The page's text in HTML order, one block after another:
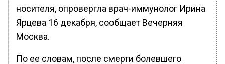
носителя, опровергла врач-иммунолог Ирина
Ярцева 16 декабря, сообщает Вечерняя
Москва.
По ее словам, после смерти болевшего